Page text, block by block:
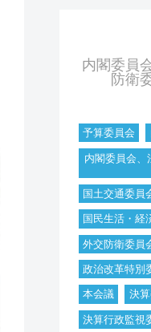
内閣委員
防衛
予算委員会
内閣委員会、
国土交通委員
国民生活・経
外交防衛委員
政治改革特別
本会議
決
決算行政監視